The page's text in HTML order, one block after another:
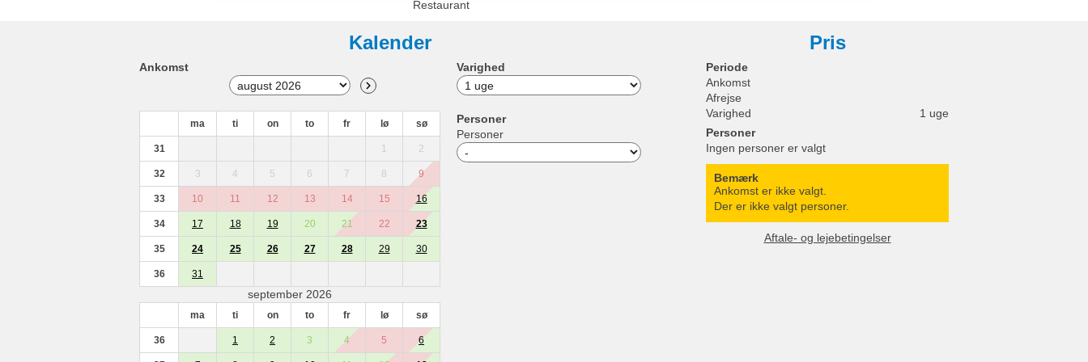
Restaurant
Kalender
Ankomst
ma ti on to fr lø sø
31 1 2
32 3 4 5 6 7 8 9
33 10 11 12 13 14 15 16
34 17 18 19 20 21 22 23
35 24 25 26 27 28 29 30
36 31
september 2026
ma ti on to fr lø sø
36 1 2 3 4 5 6
Varighed
Personer
Personer
Pris
Periode
Ankomst
Afrejse
Varighed
1 uge
Personer
Ingen personer er valgt
Bemærk
Ankomst er ikke valgt.
Der er ikke valgt personer.
Aftale- og lejebetingelser